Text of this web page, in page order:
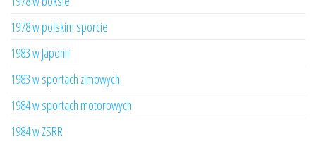
1978 w polskim sporcie
1983 w Japonii
1983 w sportach zimowych
1984 w sportach motorowych
1984 w ZSRR